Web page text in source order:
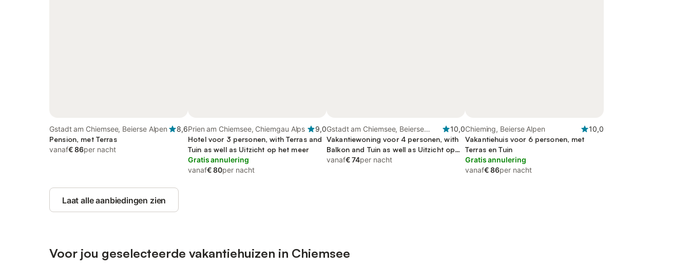
Gstadt am Chiemsee, Beierse Alpen
8,6
Pension, met Terras
vanaf€ 86per nacht
Prien am Chiemsee, Chiemgau Alps
9,0
Hotel voor 3 personen, with Terras and
Tuin as well as Uitzicht op het meer
Gratis annulering
vanaf€ 80per nacht
Gstadt am Chiemsee, Beierse
Alpen
10,0
Vakantiewoning voor 4 personen, with
Balkon and Tuin as well as Uitzicht op
het meer
vanaf€ 74per nacht
Chieming, Beierse Alpen
10,0
Vakantiehuis voor 6 personen, met
Terras en Tuin
Gratis annulering
vanaf€ 86per nacht
Laat alle aanbiedingen zien
Voor jou geselecteerde vakantiehuizen in Chiemsee